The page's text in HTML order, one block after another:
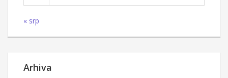
« srp
Arhiva